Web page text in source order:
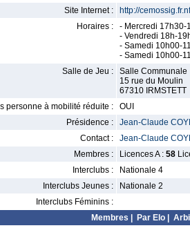
Site Internet :
http://cemossig.fr.nf
Horaires :
- Mercredi 17h30-
- Vendredi 18h-
- Samedi 10h00-
- Samedi 10h00-
Salle de Jeu :
Salle Communale
15 rue du Moulin
67310 IRMSTETT
personne à mobilité réduite :
OUI
Présidence :
Jean-Claude
Contact :
Jean-Claude
Membres :
Licences A : 58
Interclubs :
Nationale 4
Interclubs Jeunes :
Nationale 2
Interclubs Féminins :
Membres
Par Elo